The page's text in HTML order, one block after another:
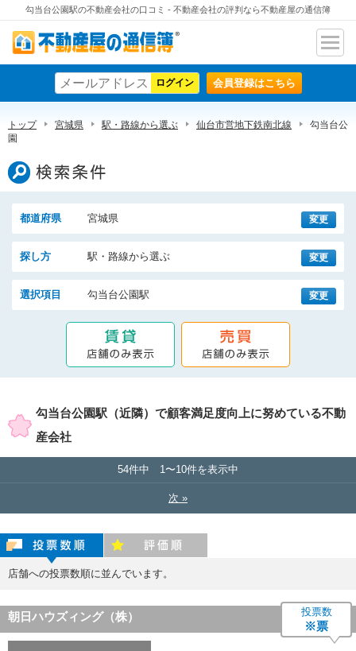
勾当台公園駅の不動産会社の口コミ - 不動産会社の評判なら不動産屋の通信簿
不動産屋の通信簿
ナビ
ン
会員登録はこちら
トップ 宮城県 駅・路線から選ぶ 仙台市営地下鉄南北線
勾当台公
園
検索条件
都道府県 宮城県 変更
探し方 駅・路線から選ぶ 変更
選択項目 勾当台公園駅 変更
勾当台公園駅（近隣）で顧客満足度向上に努めている不動
産会社
54件中 1〜10件を表示中
次 »
店舗への投票数順に並んでいます。
朝日ハウズィング（株） 投票数
※票